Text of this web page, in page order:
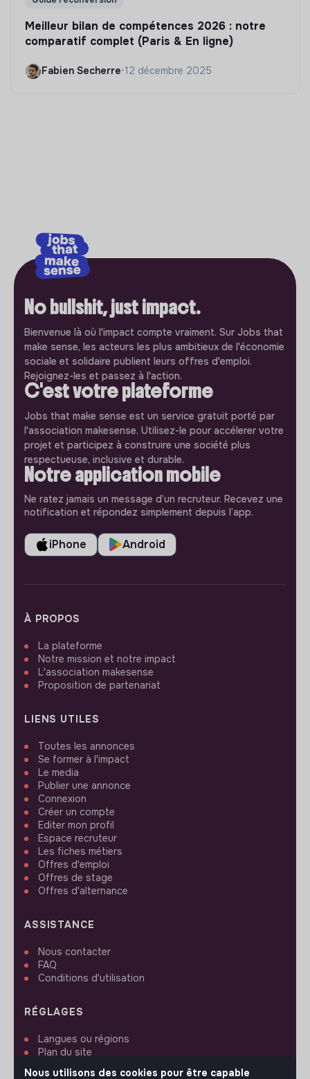
Meilleur bilan de compétences 2026 : notre
comparatif complet (Paris & En ligne)
Fabien Secherre•12 décembre 2025
No bullshit, just impact.
Bienvenue là où l'impact compte vraiment. Sur Jobs that
make sense, les acteurs les plus ambitieux de l'économie
sociale et solidaire publient leurs offres d'emploi.
Rejoignez-les et passez à l'action.
C'est votre plateforme
Jobs that make sense est un service gratuit porté par
l'association makesense. Utilisez-le pour accélerer votre
projet et participez à construire une société plus
respectueuse, inclusive et durable.
Notre application mobile
Ne ratez jamais un message d’un recruteur. Recevez une
notification et répondez simplement depuis l’app.
iPhone Android
À PROPOS
La plateforme
Notre mission et notre impact
L'association makesense
Proposition de partenariat
LIENS UTILES
Toutes les annonces
Se former à l'impact
Le media
Publier une annonce
Connexion
Créer un compte
Editer mon profil
Espace recruteur
Les fiches métiers
Offres d'emploi
Offres de stage
Offres d'alternance
ASSISTANCE
Nous contacter
FAQ
Conditions d'utilisation
RÉGLAGES
Langues ou régions
Plan du site
Paramètres des cookies
Nous utilisons des cookies pour être capable